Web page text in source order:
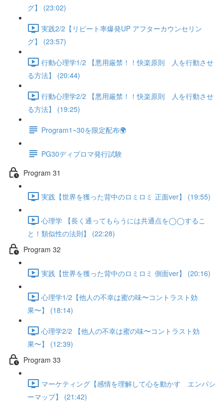
グ】 (23:02)
実践2/2【リピート率爆発UP アフターカウンセリン
グ】 (23:57)
行動心理学1/2 【悪用厳禁！！快楽原則 人を行動させ
る方法】 (20:44)
行動心理学2/2 【悪用厳禁！！快楽原則 人を行動させ
る方法】 (19:25)
Program1~30を限定配布🌍
PG30ディプロマ発行試験
Program 31
実践【世界を獲った背中のロミロミ 正面ver】 (19:55)
心理学 【長く通ってもらうには共通点を◯◯するこ
と！類似性の法則】 (22:28)
Program 32
実践【世界を獲った背中のロミロミ 側面ver】 (20:16)
心理学1/2【他人の不幸は蜜の味〜コントラスト効
果〜】 (18:14)
心理学2/2 【他人の不幸は蜜の味〜コントラスト効
果〜】 (12:39)
Program 33
マーケティング【感情を理解して心を動かす エンパシ
ーマップ】 (21:42)